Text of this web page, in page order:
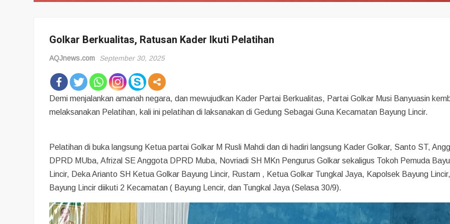
Golkar Berkualitas, Ratusan Kader Ikuti Pelatihan
AQJnews.com September 30, 2025
Demi menjalankan amanah negara, dan mewujudkan Kader Partai Berkualitas, Partai Golkar Musi Banyuasin
melaksanakan Pelatihan, kali ini pelatihan di laksanakan di Gedung Sebagai Guna Kecamatan Bayung Lincir.
Pelatihan di buka langsung Ketua partai Golkar M Rusli Mahdi dan di hadiri langsung Kader Golkar, Santo ST,
DPRD MUba, Afrizal SE Anggota DPRD Muba, Novriadi SH MKn Pengurus Golkar sekaligus Tokoh Pemuda
Lincir, Deka Arianto SH Ketua Golkar Bayung Lincir, Rustam , Ketua Golkar Tungkal Jaya, Kapolsek Bayung
Bayung Lincir diikuti 2 Kecamatan ( Bayung Lencir, dan Tungkal Jaya (Selasa 30/9).